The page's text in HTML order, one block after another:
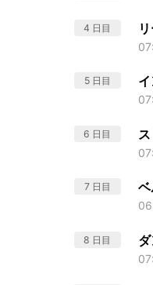
4 日目
5 日目
6 日目
7 日目
8 日目